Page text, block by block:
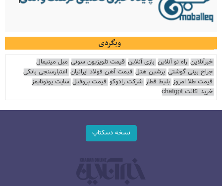
وبگردی
خبرآنلاین راه نو آنلاین بازی آنلاین قیمت تلویزیون سونی مبل مینیمال
جراح بینی گوشتی پرشین هتل قیمت آهن فولاد ایرانیان اعتبارسنجی بانکی
قیمت طلا امروز بلیط قطار شرکت رادوکو قیمت پروفیل سایت یوتوتایمز
خرید اکانت chatgpt
نسخه دسکتاپ